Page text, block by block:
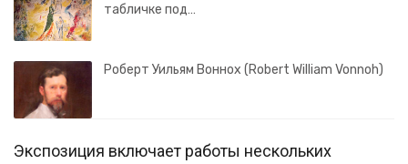
табличке под…
Роберт Уильям Воннох (Robert William Vonnoh)
Экспозиция включает работы нескольких